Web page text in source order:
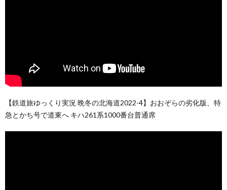
【鉄道旅ゆっくり実況 晩冬の北海道2022-4】おおぞらの劣化版、特
急とかち号で道東へ キハ261系1000番台普通席